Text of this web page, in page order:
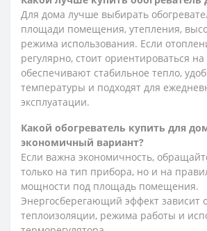
Для дома лучше выбирать
площади помещения, утепления,
режима использования. Если
регулярно, стоит ориентироваться
обеспечивают стабильное тепло,
температуры и подходят для
эксплуатации.
Какой обогреватель купить для
экономичный вариант?
Если важна экономичность,
только на тип прибора, но и на
мощности под площадь помещения.
Энергосберегающий эффект зависит
теплоизоляции, режима работы и